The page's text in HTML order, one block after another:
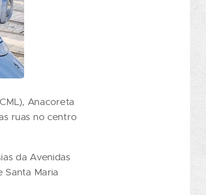
Anacoreta
ruas no centro
da Avenidas
Santa Maria